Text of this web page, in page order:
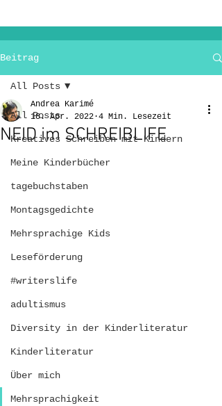
Beitrag
All Posts
Kreatives Schreiben mit Kindern
Meine Kinderbücher
tagebuchstaben
Montagsgedichte
Mehrsprachige Kids
Leseförderung
#writerslife
adultismus
Diversity in der Kinderliteratur
Kinderliteratur
Über mich
Mehrsprachigkeit
All Posts
NEID im SCHREIBLIFE
Andrea Karimé
18. Apr. 2022 4 Min. Lesezeit